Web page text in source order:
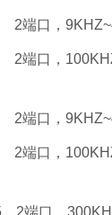
2端口，
2端口，
2端口，
2端口，
2端口，